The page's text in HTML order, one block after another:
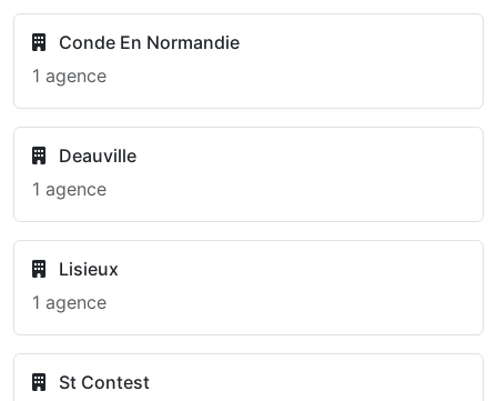
Conde En Normandie
1 agence
Deauville
1 agence
Lisieux
1 agence
St Contest